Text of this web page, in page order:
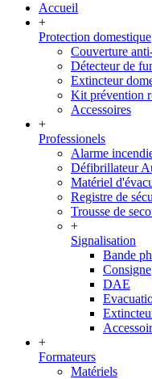
Accueil
+
Protection domestique
Couverture
Détecteur de
Extincteur
Kit prévention
Accessoires
+
Professionels
Alarme
Défibrillateur
Matériel
Registre de
Trousse de
+
Signalisation
Bande
Consigne
DAE
+
Formateurs
Matériels